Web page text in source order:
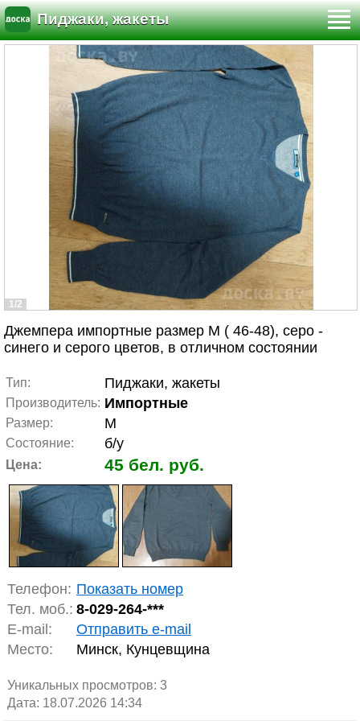
Пиджаки, жакеты
1/2
Джемпера импортные размер M ( 46-48), серо -
синего и серого цветов, в отличном состоянии
Тип: Пиджаки, жакеты
Производитель: Импортные
Размер: М
Состояние: б/у
Цена: 45 бел. руб.
Телефон: Показать номер
Тел. моб.: 8-029-264-***
E-mail:
Отправить e-mail
Место:
Минск, Кунцевщина
Уникальных просмотров: 3
Дата: 18.07.2026 14:34